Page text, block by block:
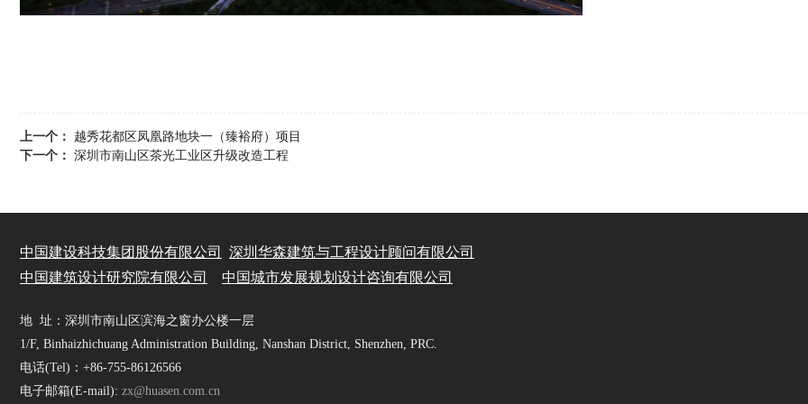
上一个： 越秀花都区凤凰路地块一（臻裕府）项目
下一个： 深圳市南山区茶光工业区升级改造工程
中国建设科技集团股份有限公司
深圳华森建筑与工程设计顾问有限公司
中国建筑设计研究院有限公司 中国城市发展规划设计咨询有限公司
地 址：深圳市南山区滨海之窗办公楼一层
1/F, Binhaizhichuang Administration Building, Nanshan District, Shenzhen, PRC.
电话(Tel)：+86-755-86126566
电子邮箱(E-mail): zx@huasen.com.cn